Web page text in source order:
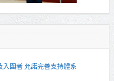
圍者 允諾完善支持體系